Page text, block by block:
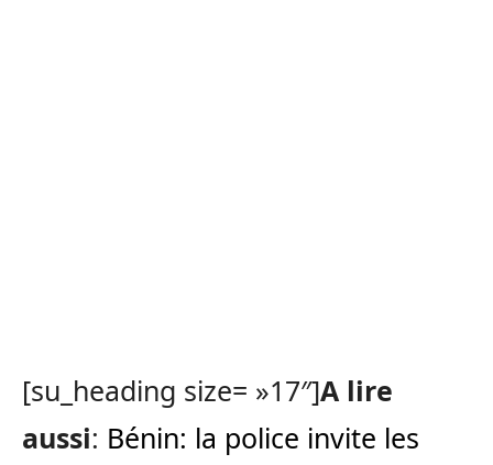
[su_heading size= »17″]A lire
aussi: Bénin: la police invite les